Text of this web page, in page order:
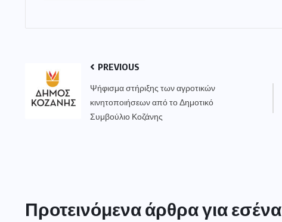
PREVIOUS
Ψήφισμα στήριξης των αγροτικών
κινητοποιήσεων από το Δημοτικό
Συμβούλιο Κοζάνης
Προτεινόμενα άρθρα για εσένα